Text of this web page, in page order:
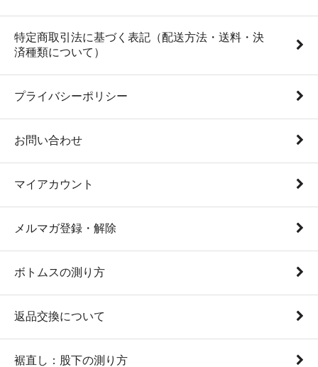
特定商取引法に基づく表記（配送方法・送料・決
済種類について）
プライバシーポリシー
お問い合わせ
マイアカウント
メルマガ登録・解除
ボトムスの測り方
返品交換について
裾直し：股下の測り方